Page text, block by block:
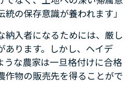
の保存意識が養われます」
納入者になるためには、厳し
あります。しかし、ヘイデ
うな農家は一旦格付けに合格
作物の販売先を得ることがで